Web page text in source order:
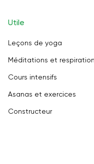
Utile
Leçons de yoga
Méditations et
Cours intensifs
Asanas et exercices
Constructeur